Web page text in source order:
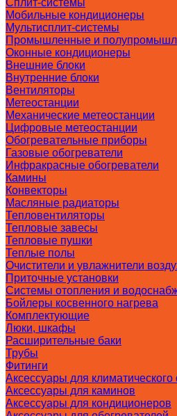
Сплит-системы
Мобильные кондиционеры
Мультисплит-системы
Промышленные и
Оконные кондиционеры
Внешние блоки
Внутренние блоки
Вентиляторы
Метеостанции
Механические метеостанции
Цифровые метеостанции
Обогревательные приборы
Газовые обогреватели
Инфракрасные обогреватели
Камины
Конвекторы
Масляные радиаторы
Тепловентиляторы
Тепловые завесы
Тепловые пушки
Теплые полы
Очистители и увлажнители
Приточные установки
Системы отопления и
Бойлеры косвенного нагрева
Комплектующие
Люки, шкафы
Расширительные баки
Трубы
Фитинги
Аксессуары для
Аксессуары для каминов
Аксессуары для кондиционеров